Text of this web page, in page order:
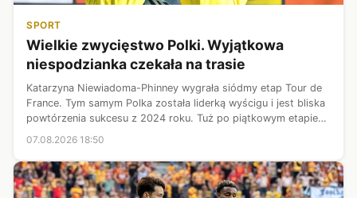
SPORT
Wielkie zwycięstwo Polki. Wyjątkowa
niespodzianka czekała na trasie
Katarzyna Niewiadoma-Phinney wygrała siódmy etap Tour de
France. Tym samym Polka została liderką wyścigu i jest bliska
powtórzenia sukcesu z 2024 roku. Tuż po piątkowym etapie
zabrała głos na temat tego, co działo się na trasie. Przyznała
07.08.2026 18:50